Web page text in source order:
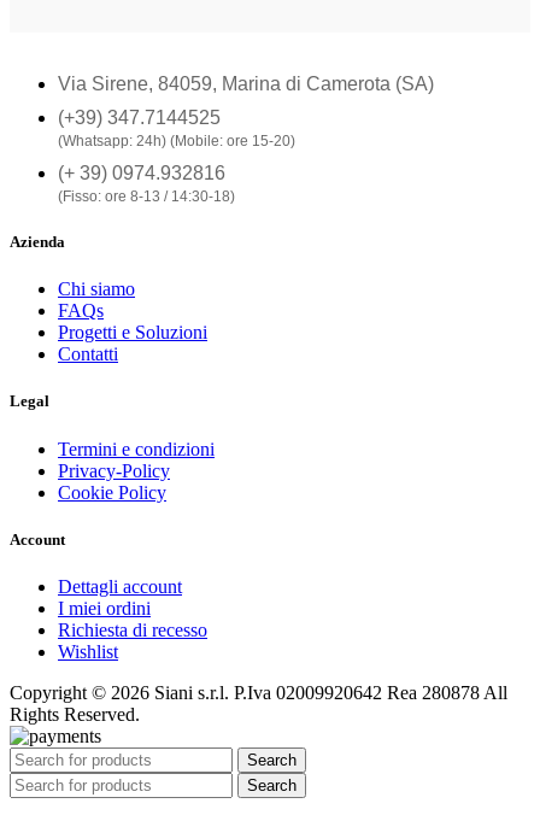
Via Sirene, 84059, Marina di Camerota (SA)
(+39) 347.7144525
(Whatsapp: 24h) (Mobile: ore 15-20)
(+ 39) 0974.932816
(Fisso: ore 8-13 / 14:30-18)
Azienda
Chi siamo
FAQs
Progetti e Soluzioni
Contatti
Legal
Termini e condizioni
Privacy-Policy
Cookie Policy
Account
Dettagli account
I miei ordini
Richiesta di recesso
Wishlist
Copyright © 2026 Siani s.r.l. P.Iva 02009920642 Rea 280878 All
Rights Reserved.
Search
Search